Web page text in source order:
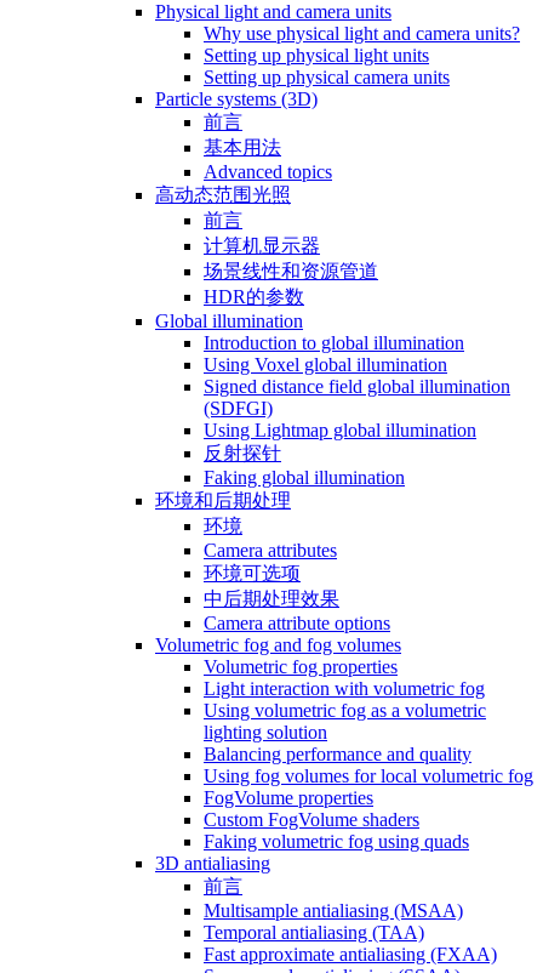
Physical light and camera units
Why use physical light and camera units?
Setting up physical light units
Setting up physical camera units
Particle systems (3D)
前言
基本用法
Advanced topics
高动态范围光照
前言
计算机显示器
场景线性和资源管道
HDR的参数
Global illumination
Introduction to global illumination
Using Voxel global illumination
Signed distance field global illumination
(SDFGI)
Using Lightmap global illumination
反射探针
Faking global illumination
环境和后期处理
环境
Camera attributes
环境可选项
中后期处理效果
Camera attribute options
Volumetric fog and fog volumes
Volumetric fog properties
Light interaction with volumetric fog
Using volumetric fog as a volumetric
lighting solution
Balancing performance and quality
Using fog volumes for local volumetric fog
FogVolume properties
Custom FogVolume shaders
Faking volumetric fog using quads
3D antialiasing
前言
Multisample antialiasing (MSAA)
Temporal antialiasing (TAA)
Fast approximate antialiasing (FXAA)